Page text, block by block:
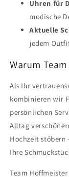
Uhren für
modische
Aktuelle
jedem
Warum
Als Ihr
kombinieren wir
persönlichen
Alltag
Hochzeit stöbern
Ihre
Team